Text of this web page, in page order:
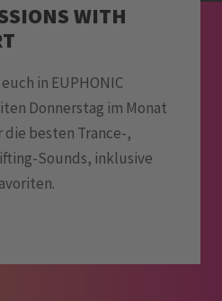
WITH
in EUPHONIC
Donnerstag im Monat
die besten Trance-,
Sounds, inklusive